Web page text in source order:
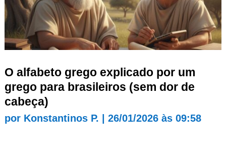
O alfabeto grego explicado por um
grego para brasileiros (sem dor de
cabeça)
por Konstantinos P. 26/01/2026 às 09:58